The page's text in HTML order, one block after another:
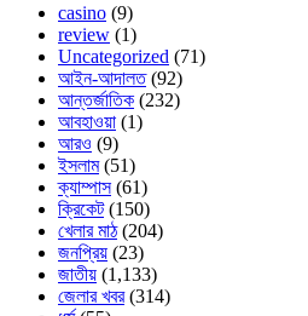
casino (9)
review (1)
Uncategorized (71)
আইন-আদালত(92)
আন্তর্জাতিক (232)
আবহাওয়া (1)
আরও (9)
ইসলাম(51)
ক্যাম্পাস(61)
ক্রিকেট(150)
খেলার মাঠ(204)
জনপ্রিয় (23)
জাতীয় (1,133)
জেলার খবর(314)